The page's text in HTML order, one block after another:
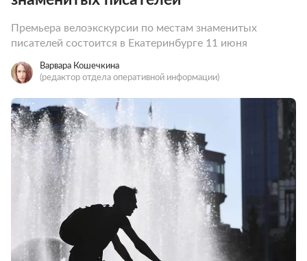
Премьера велоэкскурсии по местам знаменитых
писателей состоится в Екатеринбурге 11 июня
Варвара Кошечкина
(редактор отдела оперативной информации)